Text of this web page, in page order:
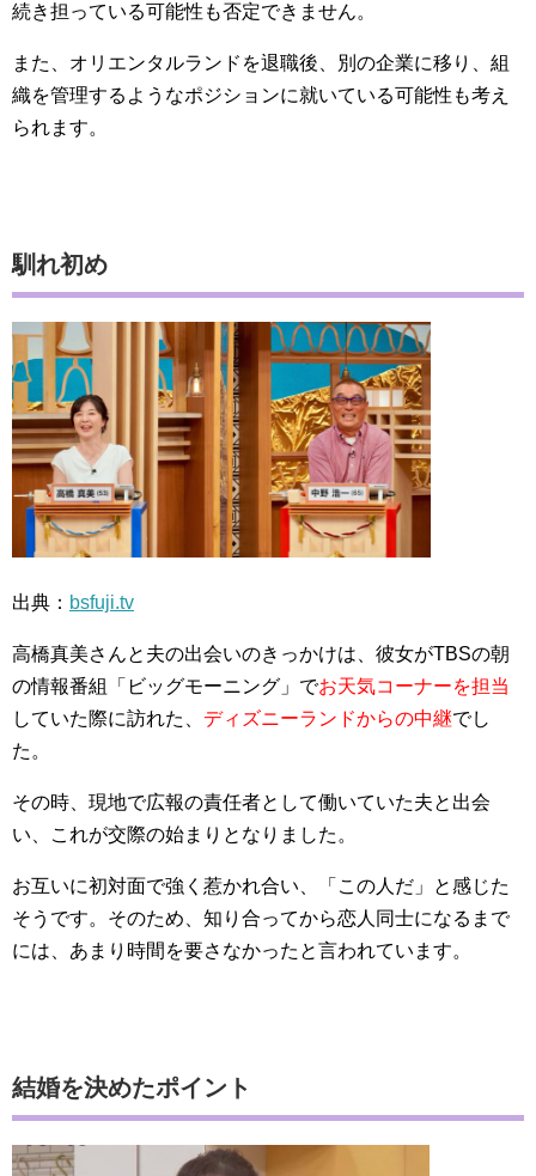
続き担っている可能性も否定できません。
また、オリエンタルランドを退職後、別の企業に移り、組
織を管理するようなポジションに就いている可能性も考え
られます。
馴れ初め
出典： bsfuji.tv
高橋真美さんと夫の出会いのきっかけは、彼女がTBSの朝
の情報番組「ビッグモーニング」でお天気コーナーを担当
していた際に訪れた、 ディズニーランドからの中継でし
た。
その時、現地で広報の責任者として働いていた夫と出会
い、これが交際の始まりとなりました。
お互いに初対面で強く惹かれ合い、「この人だ」と感じた
そうです。そのため、知り合ってから恋人同士になるまで
には、あまり時間を要さなかったと言われています。
結婚を決めたポイント